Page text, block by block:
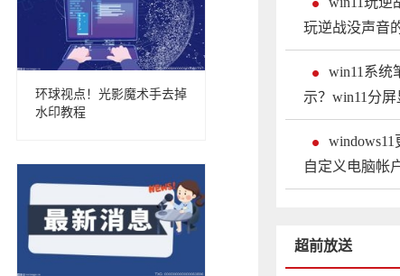
环球视点！光影魔术手去掉
水印教程
玩逆战没声音
win11系统
示？win11分
自定义电脑帐
超前放送